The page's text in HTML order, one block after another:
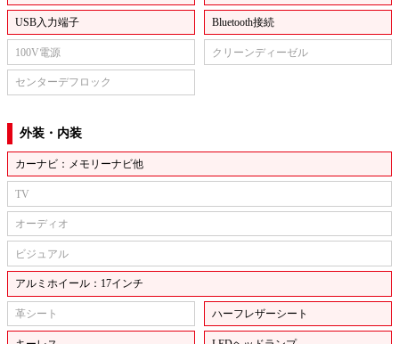
USB入力端子 Bluetooth接続
100V電源 クリーンディーゼル
センターデフロック
外装・内装
カーナビ：メモリーナビ他
TV
オーディオ
ビジュアル
アルミホイール：17インチ
革シート ハーフレザーシート